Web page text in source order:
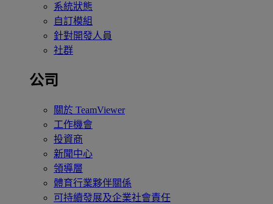
系統狀態
自訂模組
針對開發人員
社群
公司
關於 TeamViewer
工作機會
投資商
新聞中心
領導層
體育行業夥伴關係
可持續發展及企業社會責任